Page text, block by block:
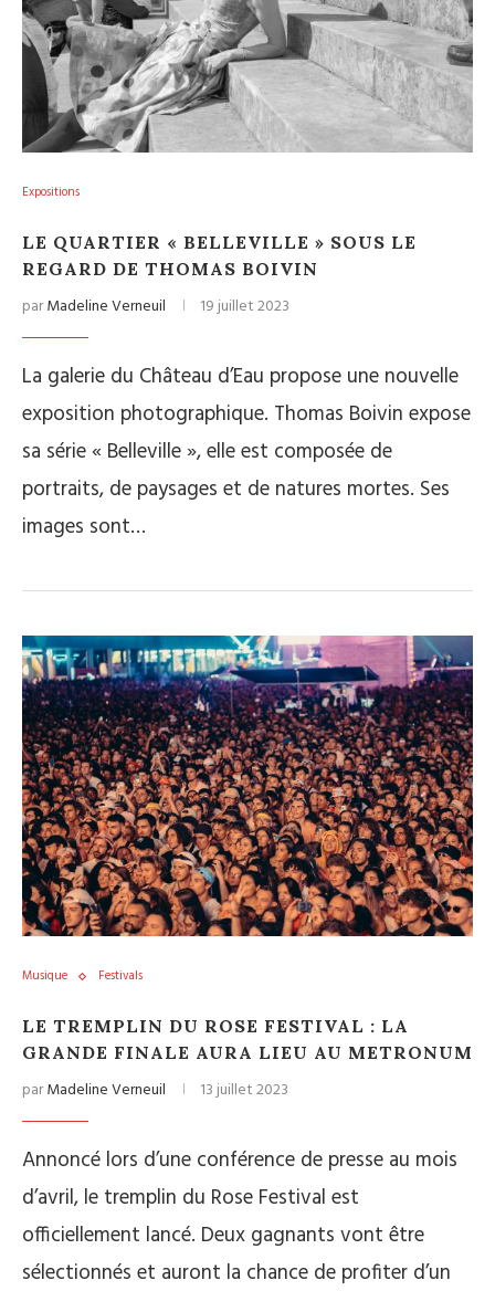
Expositions
LE QUARTIER « BELLEVILLE » SOUS LE
REGARD DE THOMAS BOIVIN
parMadeline Verneuil 19 juillet 2023
La galerie du Château d’Eau propose une nouvelle
exposition photographique. Thomas Boivin expose
sa série « Belleville », elle est composée de
portraits, de paysages et de natures mortes. Ses
images sont…
Musique Festivals
LE TREMPLIN DU ROSE FESTIVAL : LA
GRANDE FINALE AURA LIEU AU METRONUM
parMadeline Verneuil 13 juillet 2023
Annoncé lors d’une conférence de presse au mois
d’avril, le tremplin du Rose Festival est
officiellement lancé. Deux gagnants vont être
sélectionnés et auront la chance de profiter d’un